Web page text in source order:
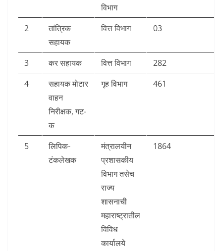
विभाग
2
तांत्रिक
सहायक
वित्त विभाग 03
3 कर सहायक वित्त विभाग
282
4
सहायक मोटार
वाहन
निरीक्षक, गट-
क
गृह विभाग 461
5
लिपिक-
टंकलेखक
मंत्रालयीन
प्रशासकीय
विभाग तसेच
राज्य
शासनाची
महाराष्ट्रातील
विविध
कार्यालये
1864